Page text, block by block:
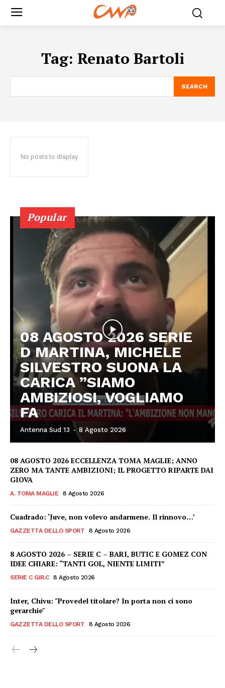
Tag: Renato Bartoli
SEARCH
No posts to display
Popular
08 AGOSTO 2026 SERIE
D MARTINA, MICHELE
SILVESTRO SUONA LA
CARICA ”SIAMO
AMBIZIOSI, VOGLIAMO
FA
Antenna Sud 13 - 8 Agosto 2026
08 AGOSTO 2026 ECCELLENZA TOMA MAGLIE; ANNO
ZERO MA TANTE AMBIZIONI; IL PROGETTO RIPARTE DAI
GIOVA
A. TOMA MAGLIE 8 Agosto 2026
Cuadrado: ‘Juve, non volevo andarmene. Il rinnovo…’
GAZZETTA DELLO SPORT 8 Agosto 2026
8 AGOSTO 2026 – SERIE C – BARI, BUTIC E GOMEZ CON
IDEE CHIARE: “TANTI GOL, NIENTE LIMITI”
SERIE C GIR.C 8 Agosto 2026
Inter, Chivu: "Provedel titolare? In porta non ci sono
gerarchie"
GAZZETTA DELLO SPORT 8 Agosto 2026